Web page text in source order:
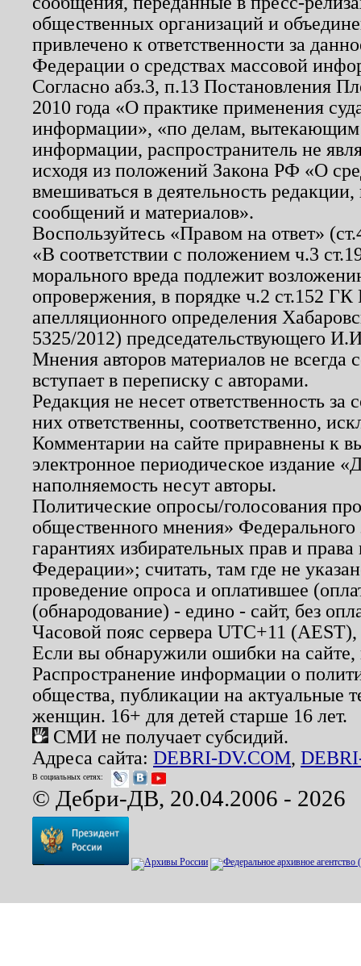
общественных организаций и
привлечено к ответственности за
Федерации о средствах массовой
Согласно абз.3, п.13 Постановления
2010 года «О практике применения
информации», «по делам, вытекающим
информации, распространитель не
исходя из положений Закона РФ «О
вмешиваться в деятельность
сообщений и материалов».
Воспользуйтесь «Правом на ответ»
«В соответствии с положением ч.3
морального вреда подлежит
опровержения, в порядке ч.2 ст.152
апелляционного определения
5325/2012) председательствующего
Мнения авторов материалов не
вступает в переписку с авторами.
Редакция не несет ответственность
них ответственны, соответственно,
Комментарии на сайте приравнены к
электронное периодическое издание
наполняемость несут авторы.
Политические опросы/голосования
общественного мнения»
гарантиях избирательных прав и
Федерации»; считать, там где не
проведение опроса и оплатившее
(обнародование) - едино - сайт, без
Часовой пояс сервера UTC+11
Если вы обнаружили ошибки на
Распространение информации о
общества, публикации на актуальные
женщин. 16+ для детей старше 16 лет.
СМИ не получает субсидий.
Адреса сайта: DEBRI-DV.COM,
В социальных сетях:
© Дебри-ДВ, 20.04.2006 - 2026